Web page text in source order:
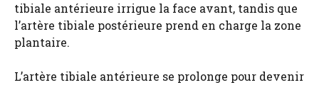
tibiale antérieure irrigue la face avant, tandis que
l’artère tibiale postérieure prend en charge la zone
plantaire.
L’artère tibiale antérieure se prolonge pour devenir